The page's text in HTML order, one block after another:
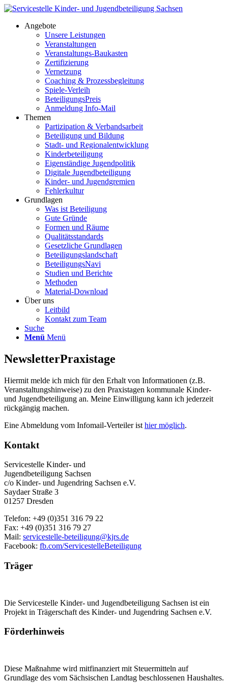
Angebote
Unsere Leistungen
Veranstaltungen
Veranstaltungs-Baukasten
Zertifizierung
Vernetzung
Coaching & Prozessbegleitung
Spiele-Verleih
BeteiligungsPreis
Anmeldung Info-Mail
Themen
Partizipation & Verbandsarbeit
Beteiligung und Bildung
Stadt- und Regionalentwicklung
Kinderbeteiligung
Eigenständige Jugendpolitik
Digitale Jugendbeteiligung
Kinder- und Jugendgremien
Fehlerkultur
Grundlagen
Was ist Beteiligung
Gute Gründe
Formen und Räume
Qualitätsstandards
Gesetzliche Grundlagen
Beteiligungslandschaft
BeteiligungsNavi
Studien und Berichte
Methoden
Material-Download
Über uns
Leitbild
Kontakt zum Team
Suche
Menü Menü
NewsletterPraxistage
Hiermit melde ich mich für den Erhalt von Informationen (z.B.
Veranstaltungshinweise) zu den Praxistagen kommunale Kinder-
und Jugendbeteiligung an. Meine Einwilligung kann ich jederzeit
rückgängig machen.
Eine Abmeldung vom Infomail-Verteiler ist hier möglich.
Kontakt
Servicestelle Kinder- und
Jugendbeteiligung Sachsen
c/o Kinder- und Jugendring Sachsen e.V.
Saydaer Straße 3
01257 Dresden
Telefon: +49 (0)351 316 79 22
Fax: +49 (0)351 316 79 27
Mail: servicestelle-beteiligung@kjrs.de
Facebook: fb.com/ServicestelleBeteiligung
Träger
Die Servicestelle Kinder- und Jugendbeteiligung Sachsen ist ein
Projekt in Trägerschaft des Kinder- und Jugendring Sachsen e.V.
Förderhinweis
Diese Maßnahme wird mitfinanziert mit Steuermitteln auf
Grundlage des vom Sächsischen Landtag beschlossenen Haushaltes.